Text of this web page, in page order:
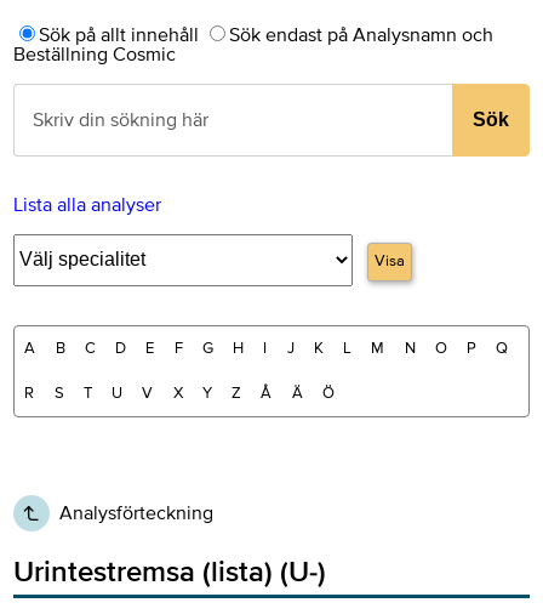
Sök på allt innehåll
Sök endast på Analysnamn och
Beställning Cosmic
Sök
Lista alla analyser
Visa
A B C D E F G H I J K L M N O P Q
R S T U V X Y Z Å Ä Ö
Analysförteckning
Urintestremsa (lista) (U-)